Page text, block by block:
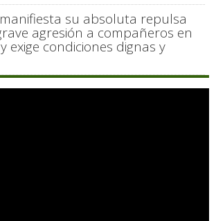
manifiesta su absoluta repulsa
agresión a compañeros en
exige condiciones dignas y